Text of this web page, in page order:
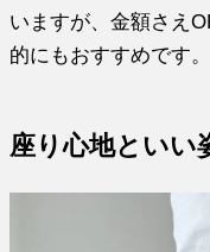
いますが、金額さえ
的にもおすすめです。
座り心地といい